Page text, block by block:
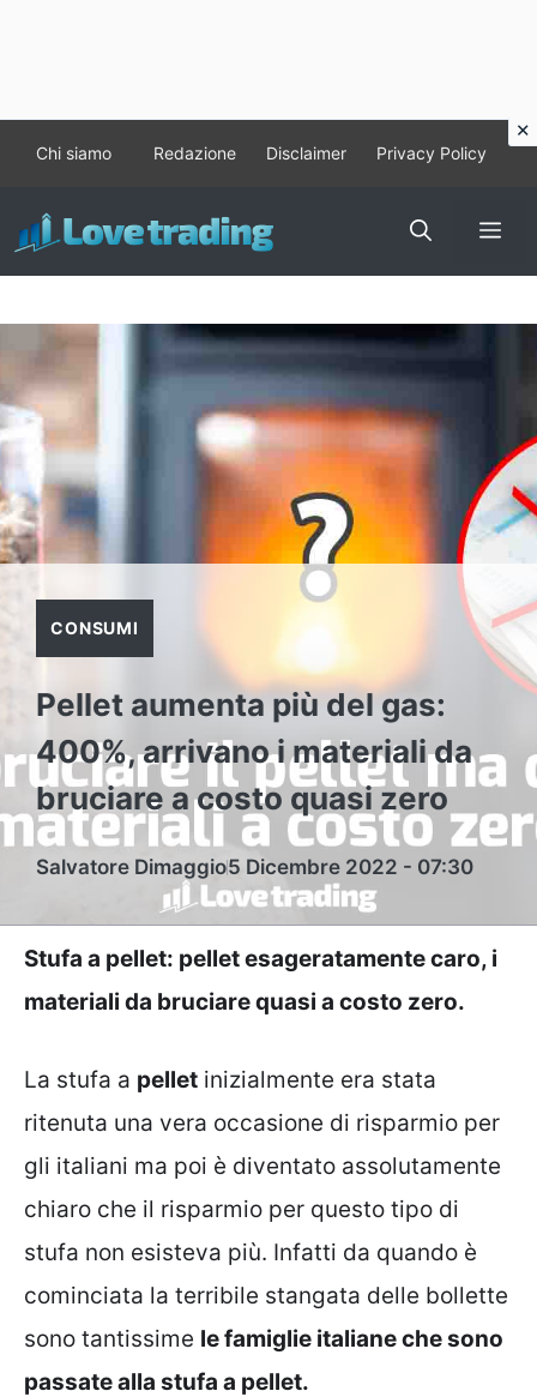
contenuto
Chi siamo Redazione Disclaimer Privacy Policy
CONSUMI
Pellet aumenta più del gas:
400%, arrivano i materiali da
bruciare a costo quasi zero
Salvatore Dimaggio5 Dicembre 2022 - 07:30
Stufa a pellet: pellet esageratamente caro, i
materiali da bruciare quasi a costo zero.
La stufa a pellet inizialmente era stata
ritenuta una vera occasione di risparmio per
gli italiani ma poi è diventato assolutamente
chiaro che il risparmio per questo tipo di
stufa non esisteva più. Infatti da quando è
cominciata la terribile stangata delle bollette
sono tantissime le famiglie italiane che sono
passate alla stufa a pellet.